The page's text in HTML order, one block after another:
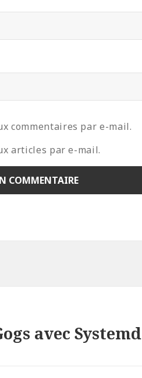
commentaires par e-mail.
articles par e-mail.
avec Systemd